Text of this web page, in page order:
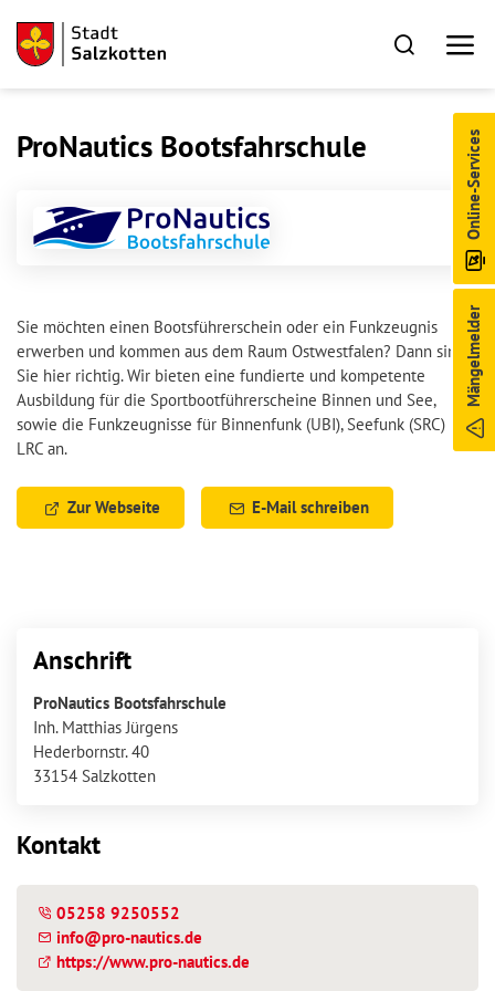
Mängelmelder
Online-Services
ProNautics Bootsfahrschule
Sie möchten einen Bootsführerschein oder ein Funkzeugnis
erwerben und kommen aus dem Raum Ostwestfalen? Dann sind
Sie hier richtig. Wir bieten eine fundierte und kompetente
Ausbildung für die Sportbootführerscheine Binnen und See,
sowie die Funkzeugnisse für Binnenfunk (UBI), Seefunk (SRC) und
LRC an.
Zur Webseite E-Mail schreiben
Anschrift
ProNautics Bootsfahrschule
Inh. Matthias Jürgens
Hederbornstr. 40
33154 Salzkotten
Kontakt
05258 9250552
info@pro-nautics.de
https://www.pro-nautics.de